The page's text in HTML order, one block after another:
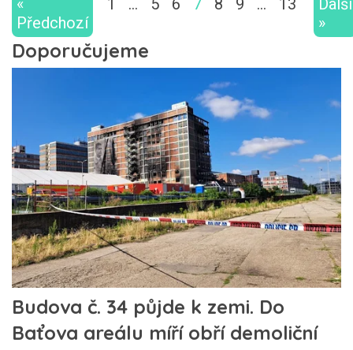
«
Předchozí
1 … 5 6 7 8 9 … 13
Další
»